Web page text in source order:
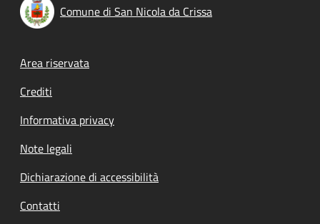
Comune di San Nicola da Crissa
Footer menu
Area riservata
Crediti
Informativa privacy
Note legali
Dichiarazione di accessibilità
Contatti